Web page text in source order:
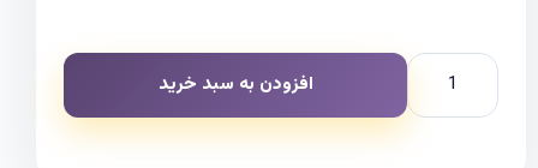
افزودن به سبد خرید